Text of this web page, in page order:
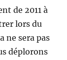
de 2011 à
lors du
ne sera pas
déplorons